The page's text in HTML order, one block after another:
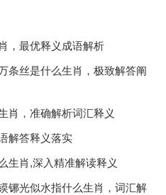
，最优释义成语解析
条丝是什么生肖，极致解答阐
肖，准确解析词汇释义
解答释义落实
生肖,深入精准解读释义
铘光似水指什么生肖，词汇解